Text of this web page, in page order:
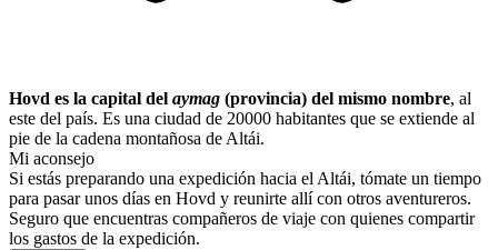
Hovd es la capital del aymag (provincia) del mismo nombre, al
este del país. Es una ciudad de 20000 habitantes que se extiende al
pie de la cadena montañosa de Altái.
Mi aconsejo
Si estás preparando una expedición hacia el Altái, tómate un tiempo
para pasar unos días en Hovd y reunirte allí con otros aventureros.
Seguro que encuentras compañeros de viaje con quienes compartir
los gastos de la expedición.